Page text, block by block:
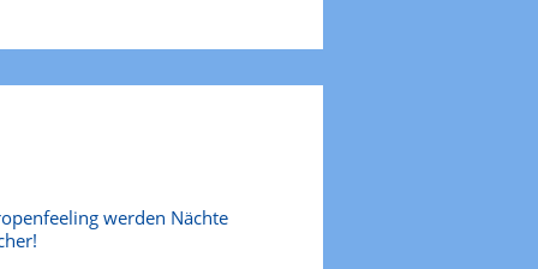
werden Nächte